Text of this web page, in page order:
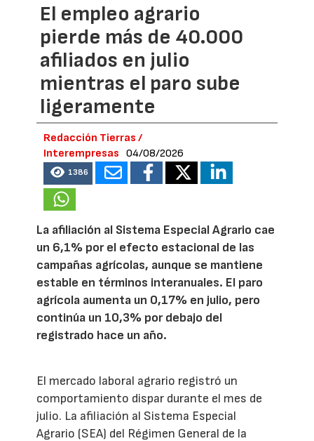
El empleo agrario
pierde más de 40.000
afiliados en julio
mientras el paro sube
ligeramente
Redacción Tierras /
Interempresas
04/08/2026
1386
La afiliación al Sistema Especial Agrario cae
un 6,1% por el efecto estacional de las
campañas agrícolas, aunque se mantiene
estable en términos interanuales. El paro
agrícola aumenta un 0,17% en julio, pero
continúa un 10,3% por debajo del
registrado hace un año.
El mercado laboral agrario registró un
comportamiento dispar durante el mes de
julio. La afiliación al Sistema Especial
Agrario (SEA) del Régimen General de la